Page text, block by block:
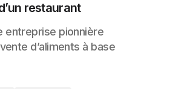
restaurant
entreprise pionnière
d’aliments à base